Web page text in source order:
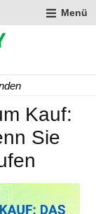
Menü
Kauf:
Sie